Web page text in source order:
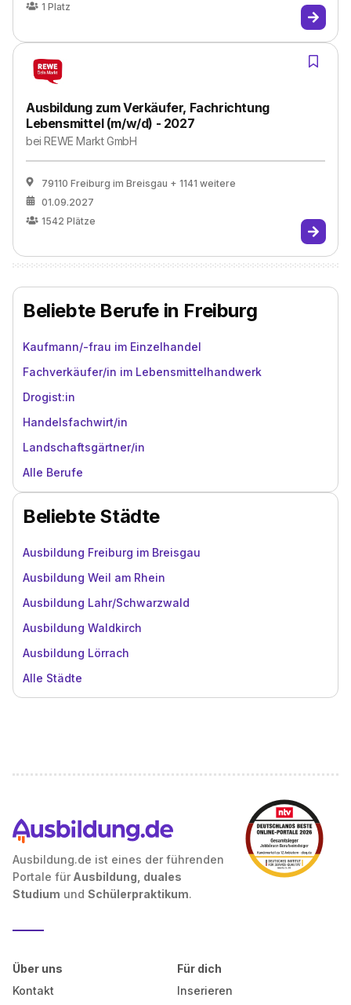
1 Platz
Ausbildung zum Verkäufer, Fachrichtung
Lebensmittel (m/w/d) - 2027
beiREWE Markt GmbH
79110 Freiburg im Breisgau + 1141 weitere
01.09.2027
1542 Plätze
Beliebte Berufe in Freiburg
Kaufmann/-frau im Einzelhandel
Fachverkäufer/in im Lebensmittelhandwerk
Drogist:in
Handelsfachwirt/in
Landschaftsgärtner/in
Alle Berufe
Beliebte Städte
Ausbildung Freiburg im Breisgau
Ausbildung Weil am Rhein
Ausbildung Lahr/Schwarzwald
Ausbildung Waldkirch
Ausbildung Lörrach
Alle Städte
Ausbildung.de ist eines der führenden
Portale für Ausbildung, duales
Studium und Schülerpraktikum.
Über uns
Kontakt
Für dich
Inserieren